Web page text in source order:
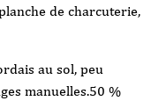
de charcuterie,
au sol, peu
manuelles.50 %